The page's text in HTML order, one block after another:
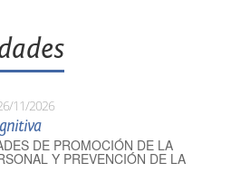
11/2026
DE PROMOCIÓN DE LA
Y PREVENCIÓN DE LA